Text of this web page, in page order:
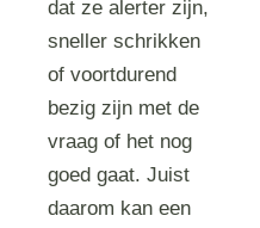
dat ze alerter zijn,
sneller schrikken
of voortdurend
bezig zijn met de
vraag of het nog
goed gaat. Juist
daarom kan een